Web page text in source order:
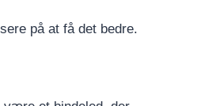
på at få det bedre.